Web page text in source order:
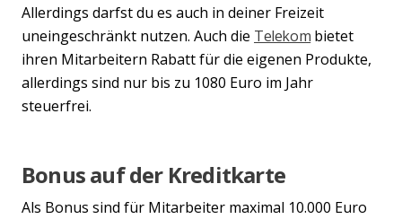
Allerdings darfst du es auch in deiner Freizeit
uneingeschränkt nutzen. Auch die Telekom bietet
ihren Mitarbeitern Rabatt für die eigenen Produkte,
allerdings sind nur bis zu 1080 Euro im Jahr
steuerfrei.
Bonus auf der Kreditkarte
Als Bonus sind für Mitarbeiter maximal 10.000 Euro